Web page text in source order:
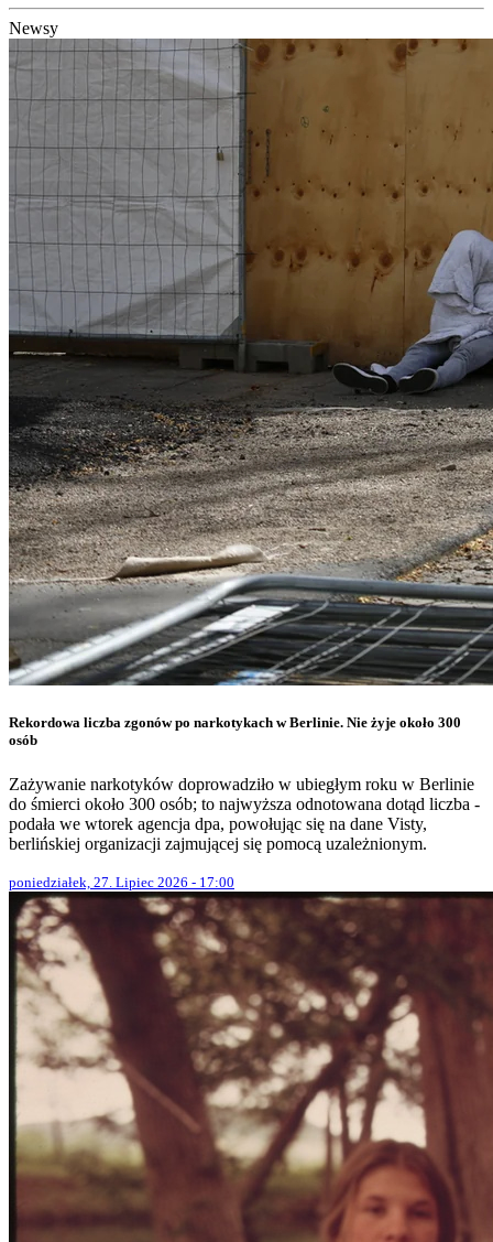
Newsy
Rekordowa liczba zgonów po narkotykach w Berlinie. Nie żyje około 300
osób
Zażywanie narkotyków doprowadziło w ubiegłym roku w Berlinie
do śmierci około 300 osób; to najwyższa odnotowana dotąd liczba -
podała we wtorek agencja dpa, powołując się na dane Visty,
berlińskiej organizacji zajmującej się pomocą uzależnionym.
poniedziałek, 27. Lipiec 2026 - 17:00